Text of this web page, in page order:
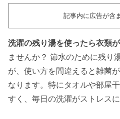
記事内に広告が含
洗濯の残り湯を使ったら衣類
ませんか？ 節水のために残り
が、使い方を間違えると雑菌
なります。特にタオルや部屋
すく、毎日の洗濯がストレスに